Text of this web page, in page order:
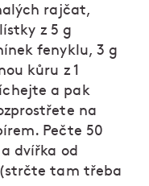
rajčat,
z 5 g
fenyklu, 3 g
kůru z 1
a pak
na
Pečte 50
dvířka od
tam třeba